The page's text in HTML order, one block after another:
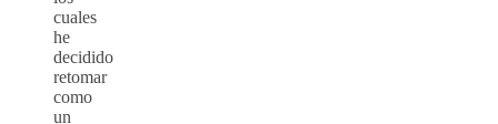
cuales
he
decidido
retomar
como
un